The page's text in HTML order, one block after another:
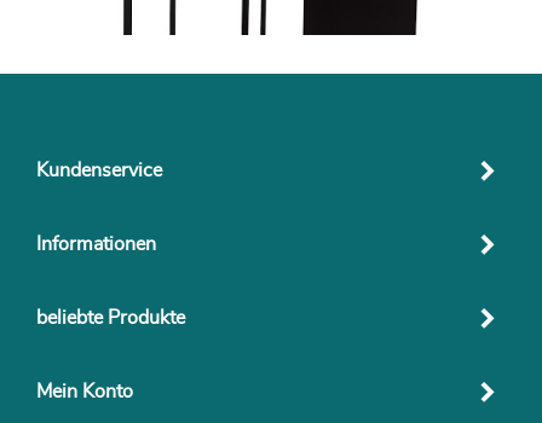
Kundenservice
Informationen
beliebte Produkte
Mein Konto